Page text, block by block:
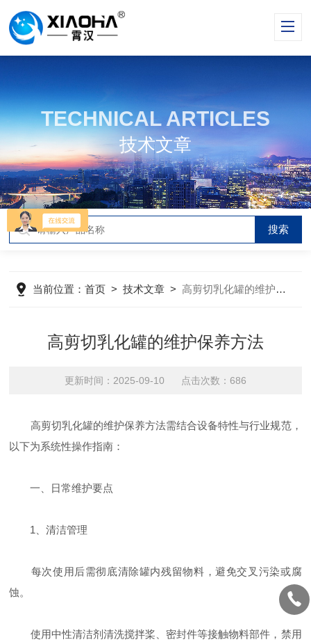
TECHNICAL ARTICLES
技术文章
当前位置：首页 >技术文章 >高剪切乳化罐的维护保养方法
高剪切乳化罐的维护保养方法
更新时间：2025-09-10 点击次数：686
高剪切乳化罐的维护保养方法需结合设备特性与行业规范，
以下为系统性操作指南：
一、日常维护要点
‌1、清洁管理‌
每次使用后需彻底清除罐内残留物料，避免交叉污染或腐
蚀‌。
使用中性清洁剂清洗搅拌桨、密封件等接触物料部件，禁用